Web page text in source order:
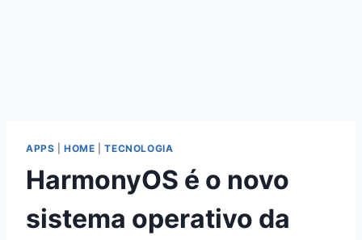
APPS |HOME |TECNOLOGIA
HarmonyOS é o novo
sistema operativo da